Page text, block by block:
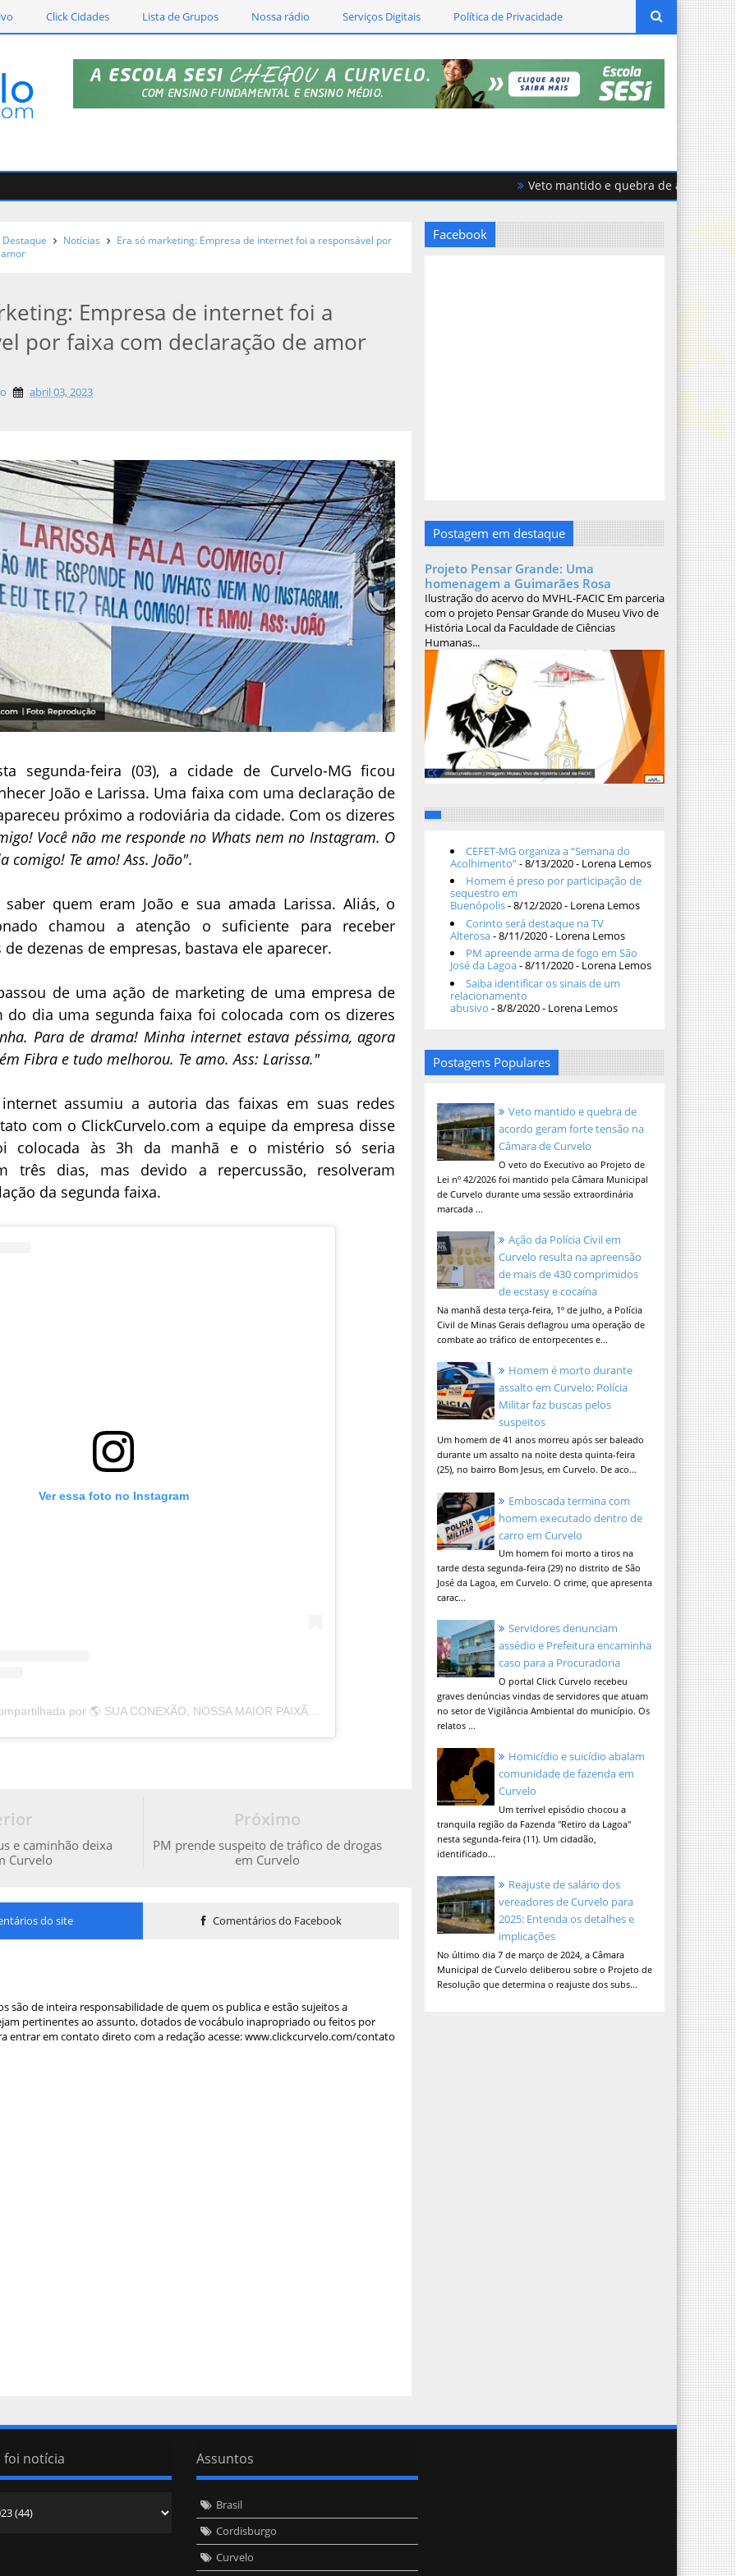
Click Cidades Lista de Grupos Nossa rádio Serviços Digitais Política de Privacidade
Veto mantido e quebra de acordo geram
Destaque Notícias
Era só marketing: Empresa de internet foi a responsável por
Empresa de internet foi a
por faixa com declaração de amor
abril 03, 2023
segunda-feira (03), a cidade de Curvelo-MG ficou
João e Larissa. Uma faixa com uma declaração de
próximo a rodoviária da cidade. Com os dizeres
Você não me responde no Whats nem no Instagram. O
comigo! Te amo! Ass. João".
quem eram João e sua amada Larissa. Aliás, o
chamou a atenção o suficiente para receber
dezenas de empresas, bastava ele aparecer.
de uma ação de marketing de uma empresa de
dia uma segunda faixa foi colocada com os dizeres
Para de drama! Minha internet estava péssima, agora
Fibra e tudo melhorou. Te amo. Ass: Larissa."
assumiu a autoria das faixas em suas redes
com o ClickCurvelo.com a equipe da empresa disse
colocada às 3h da manhã e o mistério só seria
três dias, mas devido a repercussão, resolveram
da segunda faixa.
Ver essa foto no Instagram
Próximo
PM prende suspeito de tráfico de drogas
em Curvelo
e caminhão deixa
Curvelo
do site Comentários do Facebook
são de inteira responsabilidade de quem os publica e estão sujeitos a
pertinentes ao assunto, dotados de vocábulo inapropriado ou feitos por
entrar em contato direto com a redação acesse: www.clickcurvelo.com/contato
Facebook
Postagem em destaque
Projeto Pensar Grande: Uma
homenagem a Guimarães Rosa
Ilustração do acervo do MVHL-FACIC Em parceria
com o projeto Pensar Grande do Museu Vivo de
História Local da Faculdade de Ciências
Humanas...
CEFET-MG organiza a “Semana do
Acolhimento”- 8/13/2020- Lorena Lemos
Homem é preso por participação de
sequestro em
Buenópolis- 8/12/2020- Lorena Lemos
Corinto será destaque na TV
Alterosa- 8/11/2020- Lorena Lemos
PM apreende arma de fogo em São
José da Lagoa- 8/11/2020- Lorena Lemos
Saiba identificar os sinais de um
relacionamento
abusivo - 8/8/2020- Lorena Lemos
Postagens Populares
Veto mantido e quebra de
acordo geram forte tensão na
Câmara de Curvelo
O veto do Executivo ao Projeto de
Lei nº 42/2026 foi mantido pela Câmara Municipal
de Curvelo durante uma sessão extraordinária
marcada ...
Ação da Polícia Civil em
Curvelo resulta na apreensão
de mais de 430 comprimidos
de ecstasy e cocaína
Na manhã desta terça-feira, 1º de julho, a Polícia
Civil de Minas Gerais deflagrou uma operação de
combate ao tráfico de entorpecentes e...
Homem é morto durante
assalto em Curvelo; Polícia
Militar faz buscas pelos
suspeitos
Um homem de 41 anos morreu após ser baleado
durante um assalto na noite desta quinta-feira
(25), no bairro Bom Jesus, em Curvelo. De aco...
Emboscada termina com
homem executado dentro de
carro em Curvelo
Um homem foi morto a tiros na
tarde desta segunda-feira (29) no distrito de São
José da Lagoa, em Curvelo. O crime, que apresenta
carac...
Servidores denunciam
assédio e Prefeitura encaminha
caso para a Procuradoria
O portal Click Curvelo recebeu
graves denúncias vindas de servidores que atuam
no setor de Vigilância Ambiental do município. Os
relatos ...
Homicídio e suicídio abalam
comunidade de fazenda em
Curvelo
Um terrível episódio chocou a
tranquila região da Fazenda "Retiro da Lagoa"
nesta segunda-feira (11). Um cidadão,
identificado...
Reajuste de salário dos
vereadores de Curvelo para
2025: Entenda os detalhes e
implicações
No último dia 7 de março de 2024, a Câmara
Municipal de Curvelo deliberou sobre o Projeto de
Resolução que determina o reajuste dos subs...
foi notícia Assuntos
Brasil
Cordisburgo
Curvelo